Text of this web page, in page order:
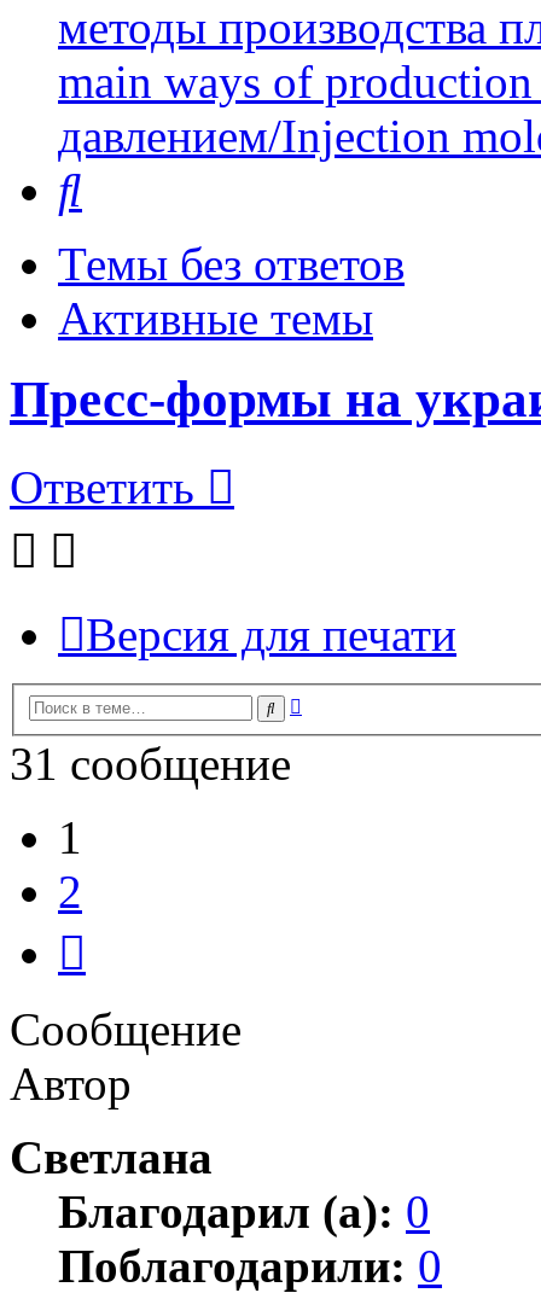
методы производства
main ways of
давлением/Injection
Темы без ответов
Активные темы
Пресс-формы на
Ответить
Версия для печати
Поиск
31 сообщение
1
2
Сообщение
Автор
Светлана
Благодарил (а): 0
Поблагодарили: 0